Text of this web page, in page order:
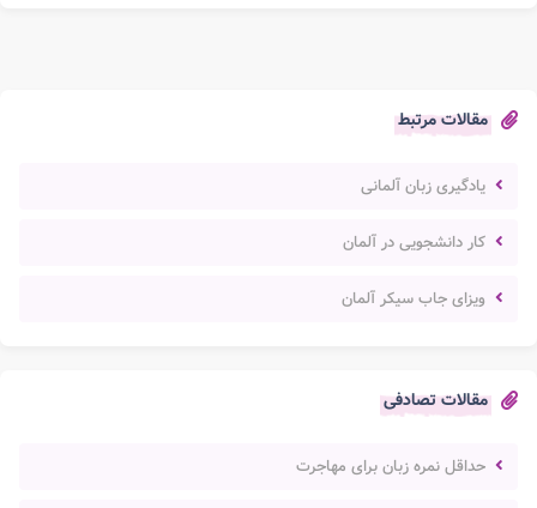
مقالات مرتبط
یادگیری زبان آلمانی
کار دانشجویی در آلمان
ویزای جاب سیکر آلمان
مقالات تصادفی
حداقل نمره زبان برای مهاجرت